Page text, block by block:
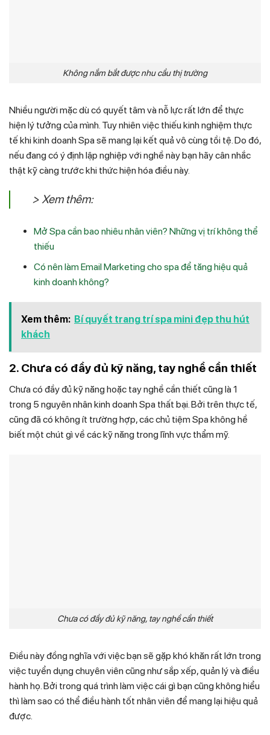
Không nắm bắt được nhu cầu thị trường
Nhiều người mặc dù có quyết tâm và nỗ lực rất lớn để thực
hiện lý tưởng của mình. Tuy nhiên việc thiếu kinh nghiệm thực
tế khi kinh doanh Spa sẽ mang lại kết quả vô cùng tồi tệ. Do đó,
nếu đang có ý định lập nghiệp với nghề này bạn hãy cân nhắc
thật kỹ càng trước khi thức hiện hóa điều này.
> Xem thêm:
Mở Spa cần bao nhiêu nhân viên? Những vị trí không thể
thiếu
Có nên làm Email Marketing cho spa để tăng hiệu quả
kinh doanh không?
Xem thêm: Bí quyết trang trí spa mini đẹp thu hút
khách
2. Chưa có đầy đủ kỹ năng, tay nghề cần thiết
Chưa có đầy đủ kỹ năng hoặc tay nghề cần thiết cũng là 1
trong 5 nguyên nhân kinh doanh Spa thất bại. Bởi trên thực tế,
cũng đã có không ít trường hợp, các chủ tiệm Spa không hề
biết một chút gì về các kỹ năng trong lĩnh vực thẩm mỹ.
Chưa có đầy đủ kỹ năng, tay nghề cần thiết
Điều này đồng nghĩa với việc bạn sẽ gặp khó khăn rất lớn trong
việc tuyển dụng chuyên viên cũng như sắp xếp, quản lý và điều
hành họ. Bởi trong quá trình làm việc cái gì bạn cũng không hiểu
thì làm sao có thể điều hành tốt nhân viên để mang lại hiệu quả
được.